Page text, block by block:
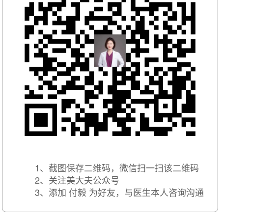
1、截图保存二维码，微信扫一扫该二维码
2、关注美大夫公众号
3、添加 付毅 为好友，与医生本人咨询沟通